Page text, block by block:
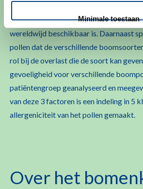
Minimale toestaan
gebaseerd op de huidige
wereldwijd beschikbaar is. Daarnaast
pollen dat de verschillende
rol bij de overlast die de soort kan
gevoeligheid voor verschillende
patiëntengroep geanalyseerd en
van deze 3 factoren is een indeling in 5
allergeniciteit van het pollen gemaakt.
Over het